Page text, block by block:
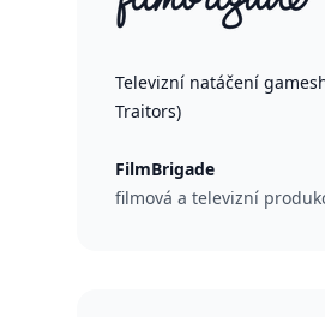
Televizní natáčení
Traitors)
FilmBrigade
filmová a televizní